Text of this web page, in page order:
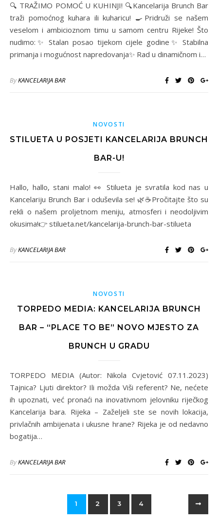
🔍 TRAŽIMO POMOĆ U KUHINJI! 🔍Kancelarija Brunch Bar
traži pomoćnog kuhara ili kuharicu! 🍳Pridruži se našem
veselom i ambicioznom timu u samom centru Rijeke! Što
nudimo:✨ Stalan posao tijekom cijele godine✨ Stabilna
primanja i mogućnost napredovanja✨ Rad u dinamičnom i…
ByKANCELARIJA BAR
NOVOSTI
STILUETA U POSJETI KANCELARIJA BRUNCH
BAR-U!
Hallo, hallo, stani malo! 👀 Stilueta je svratila kod nas u
Kancelariju Brunch Bar i oduševila se! 🌿☕Pročitajte što su
rekli o našem proljetnom meniju, atmosferi i neodoljivim
okusima!👉 stilueta.net/kancelarija-brunch-bar-stilueta
ByKANCELARIJA BAR
NOVOSTI
TORPEDO MEDIA: KANCELARIJA BRUNCH
BAR – “PLACE TO BE” NOVO MJESTO ZA
BRUNCH U GRADU
TORPEDO MEDIA (Autor: Nikola Cvjetović 07.11.2023)
Tajnica? Ljuti direktor? Ili možda Viši referent? Ne, nećete
ih upoznati, već pronaći na inovativnom jelovniku riječkog
Kancelarija bara. Rijeka – Zaželjeli ste se novih lokacija,
privlačnih ambijenata i ukusne hrane? Rijeka je od nedavno
bogatija…
ByKANCELARIJA BAR
1 2 3 4